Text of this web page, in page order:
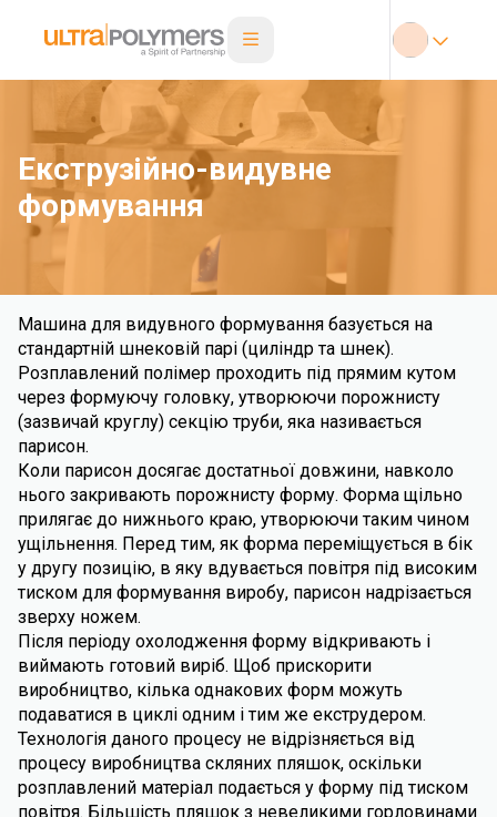
Екструзійно-видувне
формування
Машина для видувного формування базується на
стандартній шнековій парі (циліндр та шнек).
Розплавлений полімер проходить під прямим кутом
через формуючу головку, утворюючи порожнисту
(зазвичай круглу) секцію труби, яка називається
парисон.
Коли парисон досягає достатньої довжини, навколо
нього закривають порожнисту форму. Форма щільно
прилягає до нижнього краю, утворюючи таким чином
ущільнення. Перед тим, як форма переміщується в бік
у другу позицію, в яку вдувається повітря під високим
тиском для формування виробу, парисон надрізається
зверху ножем.
Після періоду охолодження форму відкривають і
виймають готовий виріб. Щоб прискорити
виробництво, кілька однакових форм можуть
подаватися в циклі одним і тим же екструдером.
Технологія даного процесу не відрізняється від
процесу виробництва скляних пляшок, оскільки
розплавлений матеріал подається у форму під тиском
повітря. Більшість пляшок з невеликими горловинами